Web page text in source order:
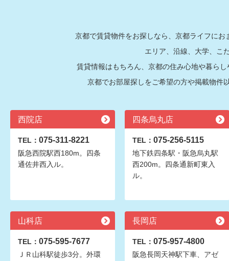
京都で賃貸物件をお探しなら、京都ライフに
エリア、沿線、大学、こ
賃貸情報はもちろん、京都の住み心地や暮ら
京都でお部屋探しをご希望の方や掲載物件
西院店
TEL： 075-311-8221
阪急西院駅西180m。四条
通佐井西入ル。
四条烏丸店
TEL： 075-256-5115
地下鉄四条駅・阪急烏丸駅
西200m。四条通新町東入
ル。
山科店
TEL： 075-595-7677
ＪＲ山科駅徒歩3分。外環
長岡店
TEL： 075-957-4800
阪急長岡天神駅下車、アゼ